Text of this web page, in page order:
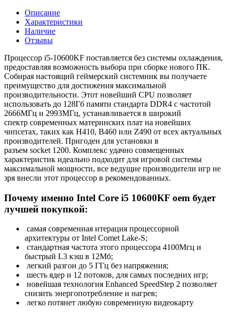
Описание
Характеристики
Наличие
Отзывы
Процессор i5-10600KF поставляется без системы охлаждения,
предоставляя возможность выбора при сборке нового ПК.
Собирая настоящий геймерский системник вы получаете
преимущество для достижения максимальной
производительности. Этот новейший CPU позволяет
использовать до 128Гб памяти стандарта DDR4 с частотой
2666МГц и 2993МГц, устанавливается в широкий
спектр современных материнских плат на новейших
чипсетах, таких как H410, B460 или Z490 от всех актуальных
производителей. Пригоден для установки в
разъем socket 1200. Комплекс удачно совмещенных
характеристик идеально подходит для игровой системы
максимальной мощности, все ведущие производители игр не
зря внесли этот процессор в рекомендованных.
Почему именно Intel Core i5 10600КF oem будет
лучшей покупкой:
самая современная итерация процессорной
архитектуры от Intel Comet Lake-S;
стандартная частота этого процессора 4100Мгц и
быстрый L3 кэш в 12Мб;
легкий разгон до 5 ГГц без напряжения;
шесть ядер и 12 потоков, для самых последних игр;
новейшая технология Enhanced SpeedStep 2 позволяет
снизить энергопотребление и нагрев;
легко потянет любую современную видеокарту